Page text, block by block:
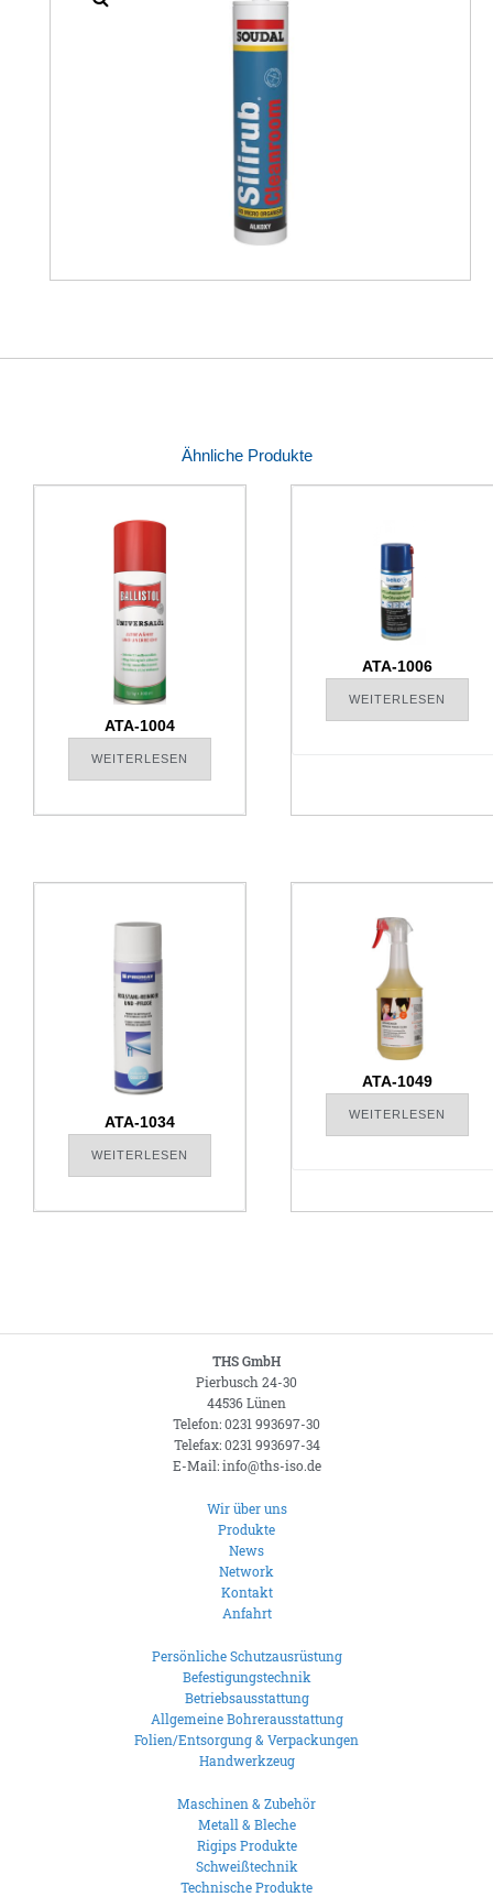
Ähnliche Produkte
ATA-1004
WEITERLESEN
ATA-1006
WEITERLESEN
ATA-1034
WEITERLESEN
ATA-1049
WEITERLESEN
THS GmbH
Pierbusch 24-30
44536 Lünen
Telefon: 0231 993697-30
Telefax: 0231 993697-34
E-Mail: info@ths-iso.de
Wir über uns
Produkte
News
Network
Kontakt
Anfahrt
Persönliche Schutzausrüstung
Befestigungstechnik
Betriebsausstattung
Allgemeine Bohrerausstattung
Folien/Entsorgung & Verpackungen
Handwerkzeug
Maschinen & Zubehör
Metall & Bleche
Rigips Produkte
Schweißtechnik
Technische Produkte